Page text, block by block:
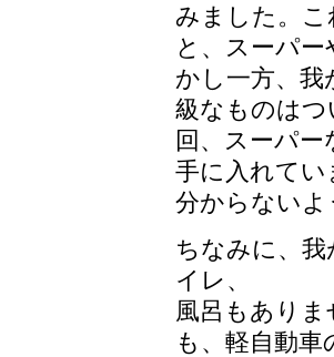
みました。
と、スーパ
かし一方、
級なものは
回、スーパ
手に入れて
分からないよ
ちなみに、
イレ、
風呂もあり
も、軽自動